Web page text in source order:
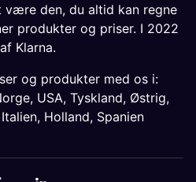
være den, du altid kan regne
produkter og priser. I 2022
Klarna.
og produkter med os i:
, USA, Tyskland, Østrig,
Italien, Holland, Spanien